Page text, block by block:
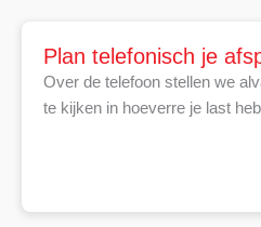
Plan telefonisch je
Over de telefoon stellen we
te kijken in hoeverre je last